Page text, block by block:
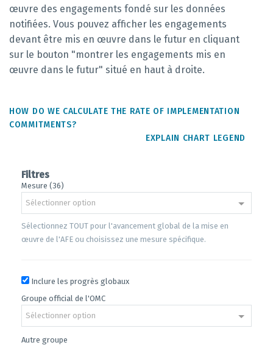
œuvre des engagements fondé sur les données
notifiées. Vous pouvez afficher les engagements
devant être mis en œuvre dans le futur en cliquant
sur le bouton "montrer les engagements mis en
œuvre dans le futur" situé en haut à droite.
HOW DO WE CALCULATE THE RATE OF IMPLEMENTATION
COMMITMENTS?
EXPLAIN CHART LEGEND
Filtres
Mesure (36)
Sélectionner option
Sélectionnez TOUT pour l'avancement global de la mise en
œuvre de l'AFE ou choisissez une mesure spécifique.
Inclure les progrès globaux
Groupe official de l'OMC
Sélectionner option
Autre groupe